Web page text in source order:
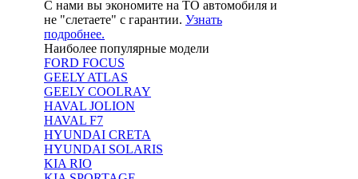
С нами вы экономите на ТО автомобиля и
не "слетаете" с гарантии. Узнать
подробнее.
Наиболее популярные модели
FORD FOCUS
GEELY ATLAS
GEELY COOLRAY
HAVAL JOLION
HAVAL F7
HYUNDAI CRETA
HYUNDAI SOLARIS
KIA RIO